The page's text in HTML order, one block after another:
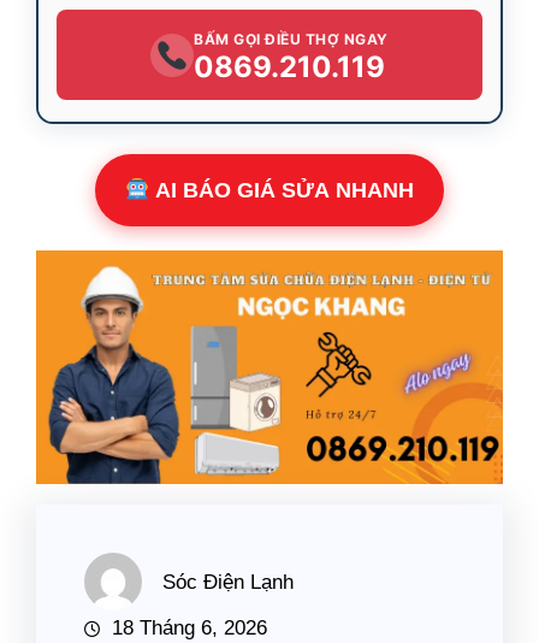
BẤM GỌI ĐIỀU THỢ NGAY
0869.210.119
AI BÁO GIÁ SỬA NHANH
Sóc Điện Lạnh
18 Tháng 6, 2026